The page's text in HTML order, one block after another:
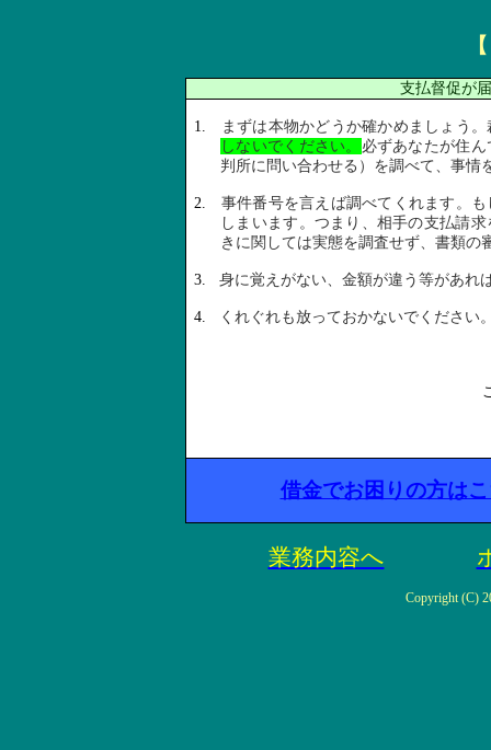
支払督促が
1.
まずは本物かどうか確かめましょう
しないでください。 必ずあなたが住
判所に問い合わせる）を調べて、事情
2.
事件番号を言えば調べてくれます。
しまいます。つまり、相手の支払請
きに関しては実態を調査せず、書類の
3. 身に覚えがない、金額が違う等があれ
4. くれぐれも放っておかないでください
借金でお困りの方は
業務内容へ
Copyright (C)